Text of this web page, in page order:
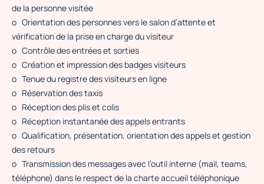
de la personne visitée
o Orientation des personnes vers le salon d’attente et
vérification de la prise en charge du visiteur
o Contrôle des entrées et sorties
o Création et impression des badges visiteurs
o Tenue du registre des visiteurs en ligne
o Réservation des taxis
o Réception des plis et colis
o Réception instantanée des appels entrants
o Qualification, présentation, orientation des appels et gestion
des retours
o Transmission des messages avec l’outil interne (mail, teams,
téléphone) dans le respect de la charte accueil téléphonique